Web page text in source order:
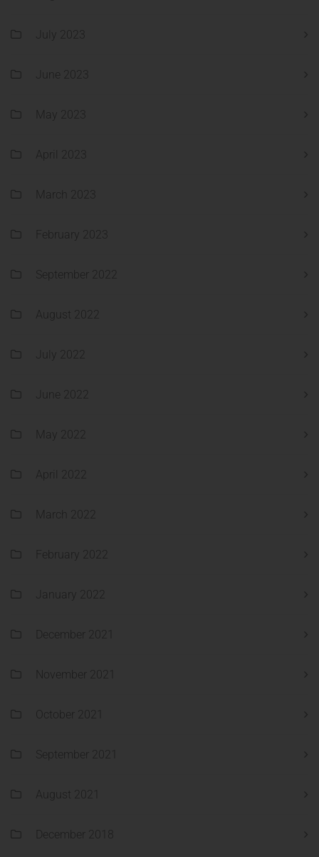
July 2023
June 2023
May 2023
April 2023
March 2023
February 2023
September 2022
August 2022
July 2022
June 2022
May 2022
April 2022
March 2022
February 2022
January 2022
December 2021
November 2021
October 2021
September 2021
August 2021
December 2018